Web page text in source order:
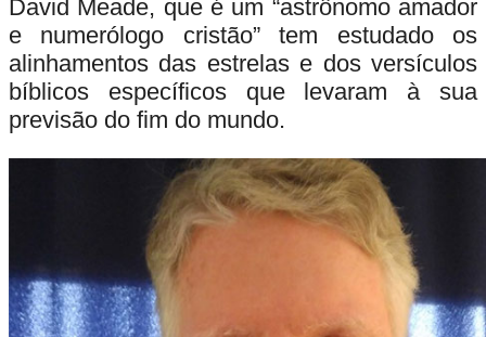
David Meade, que é um “astrônomo amador
e numerólogo cristão” tem estudado os
alinhamentos das estrelas e dos versículos
bíblicos específicos que levaram à sua
previsão do fim do mundo.